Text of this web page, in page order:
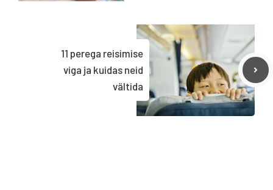
11 perega reisimise
viga ja kuidas neid
vältida